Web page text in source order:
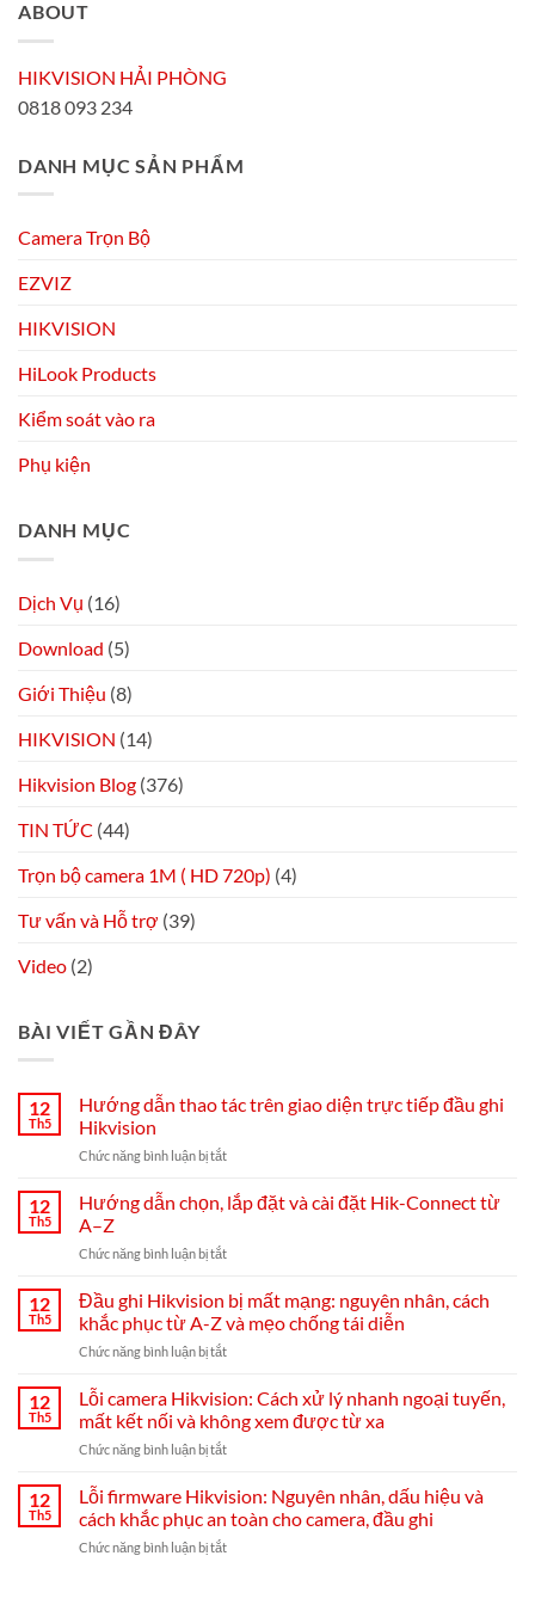
ABOUT
HIKVISION HẢI PHÒNG
0818 093 234
DANH MỤC SẢN PHẨM
Camera Trọn Bộ
EZVIZ
HIKVISION
HiLook Products
Kiểm soát vào ra
Phụ kiện
DANH MỤC
Dịch Vụ (16)
Download (5)
Giới Thiệu (8)
HIKVISION (14)
Hikvision Blog (376)
TIN TỨC (44)
Trọn bộ camera 1M ( HD 720p) (4)
Tư vấn và Hỗ trợ (39)
Video (2)
BÀI VIẾT GẦN ĐÂY
12
Th5
Hướng dẫn thao tác trên giao diện trực tiếp đầu ghi
Hikvision
Chức năng bình luận bị tắtở
dẫn
thao
trên
diện
trực
đầu
Hikvision
12
Th5
Hướng dẫn chọn, lắp đặt và cài đặt Hik-Connect từ
A–Z
Chức năng bình luận bị tắtở
dẫn
chọn,
lắp
đặt
cài
đặt
Hik-
Connect
A–
Z
12
Th5
Đầu ghi Hikvision bị mất mạng: nguyên nhân, cách
khắc phục từ A-Z và mẹo chống tái diễn
Chức năng bình luận bị tắtở
bị
mất
nguyên
nhân,
khắc
12
Th5
Lỗi camera Hikvision: Cách xử lý nhanh ngoại tuyến,
mất kết nối và không xem được từ xa
Chức năng bình luận bị tắtở
camera
Cách
xử
12
Th5
Lỗi firmware Hikvision: Nguyên nhân, dấu hiệu và
cách khắc phục an toàn cho camera, đầu ghi
Chức năng bình luận bị tắtở